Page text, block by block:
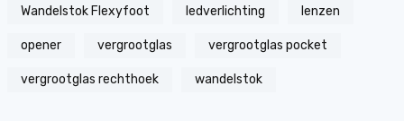
Wandelstok Flexyfoot ledverlichting lenzen
opener vergrootglas vergrootglas pocket
vergrootglas rechthoek wandelstok